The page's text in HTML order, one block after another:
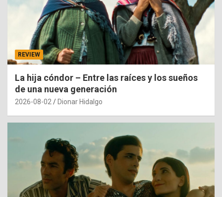
REVIEW
La hija cóndor – Entre las raíces y los sueños
de una nueva generación
2026-08-02 Dionar Hidalgo